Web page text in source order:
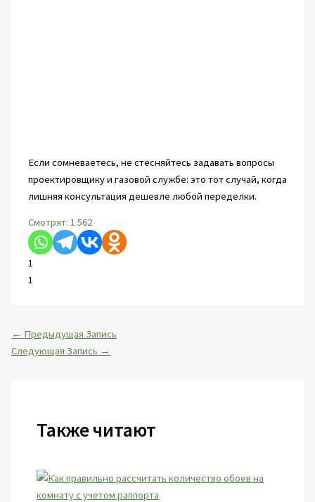
Если сомневаетесь, не стесняйтесь задавать вопросы
проектировщику и газовой службе: это тот случай, когда
лишняя консультация дешевле любой переделки.
Смотрят: 1 562
1
1
← Предыдущая Запись
Следующая Запись →
Также читают